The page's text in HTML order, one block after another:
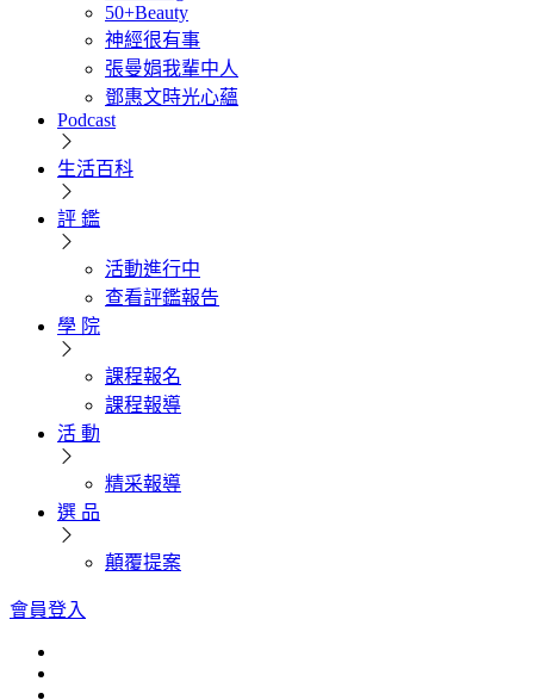
50+Beauty
神經很有事
張曼娟我輩中人
鄧惠文時光心蘊
Podcast
生活百科
評 鑑
活動進行中
查看評鑑報告
學 院
課程報名
課程報導
活 動
精采報導
選 品
顛覆提案
會員登入